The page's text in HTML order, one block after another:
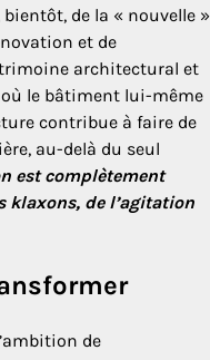
bientôt, de la « nouvelle »
et de
architectural et
le bâtiment lui-même
contribue à faire de
au-delà du seul
est complètement
klaxons, de l’agitation
de